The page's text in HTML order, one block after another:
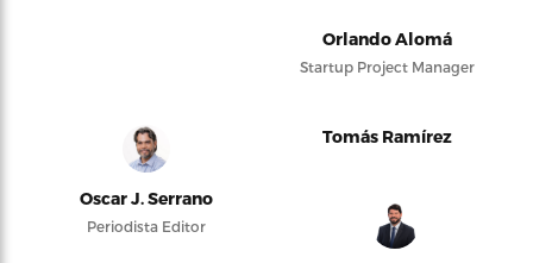
Orlando Alomá
Startup Project Manager
Oscar J. Serrano
Periodista Editor
Tomás Ramírez